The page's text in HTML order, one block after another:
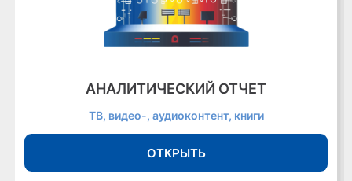
АНАЛИТИЧЕСКИЙ ОТЧЕТ
ТВ, видео-, аудиоконтент, книги
ОТКРЫТЬ